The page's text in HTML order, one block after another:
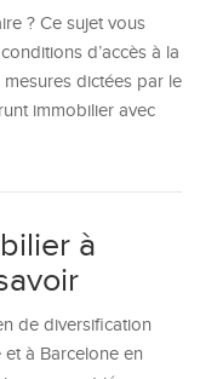
? Ce sujet vous
d’accès à la
dictées par le
immobilier avec
à
de diversification
à Barcelone en